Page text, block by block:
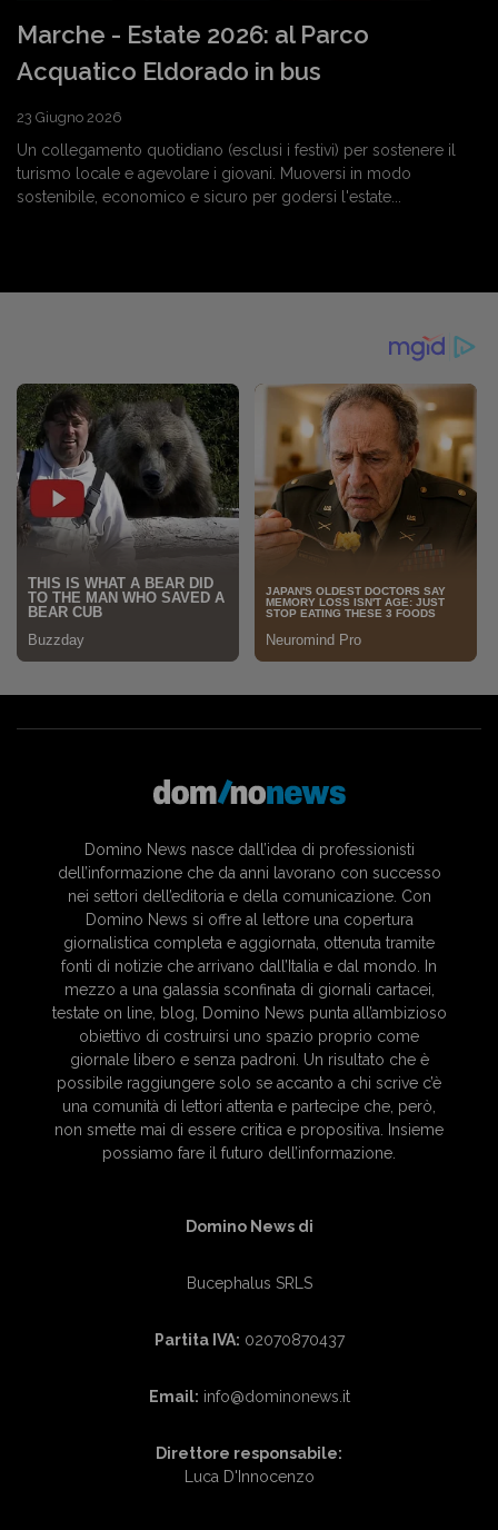
Marche - Estate 2026: al Parco
Acquatico Eldorado in bus
23 Giugno 2026
Un collegamento quotidiano (esclusi i festivi) per sostenere il
turismo locale e agevolare i giovani. Muoversi in modo
sostenibile, economico e sicuro per godersi l'estate...
Domino News nasce dall’idea di professionisti
dell’informazione che da anni lavorano con successo
nei settori dell’editoria e della comunicazione. Con
Domino News si offre al lettore una copertura
giornalistica completa e aggiornata, ottenuta tramite
fonti di notizie che arrivano dall’Italia e dal mondo. In
mezzo a una galassia sconfinata di giornali cartacei,
testate on line, blog, Domino News punta all’ambizioso
obiettivo di costruirsi uno spazio proprio come
giornale libero e senza padroni. Un risultato che è
possibile raggiungere solo se accanto a chi scrive c’è
una comunità di lettori attenta e partecipe che, però,
non smette mai di essere critica e propositiva. Insieme
possiamo fare il futuro dell’informazione.
Domino News di
Bucephalus SRLS
Partita IVA: 02070870437
Email: info@dominonews.it
Direttore responsabile:
Luca D'Innocenzo